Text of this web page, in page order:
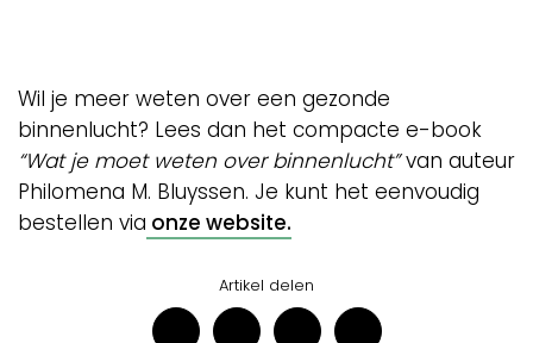
Wil je meer weten over een gezonde
binnenlucht? Lees dan het compacte e-book
“Wat je moet weten over binnenlucht”van auteur
Philomena M. Bluyssen. Je kunt het eenvoudig
bestellen via onze website.
Artikel delen